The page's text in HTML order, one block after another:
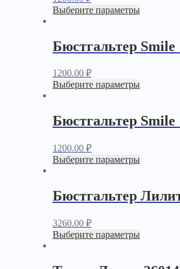
Выберите параметры
Бюстгальтер Smile
1200.00 ₽
Выберите параметры
Бюстгальтер
1200.00 ₽
Выберите параметры
Бюстгальтер
3260.00 ₽
Выберите параметры